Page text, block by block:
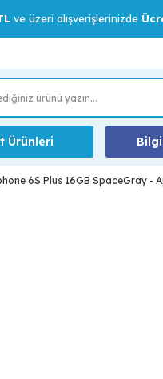
ve üzeri alışverişlerinizde
Ürünleri